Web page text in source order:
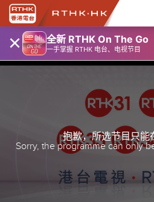
× 全新 RTHK On The Go
一手掌握 RTHK 电台、电视节目
抱歉，所选节目只能
Sorry, the programme can only